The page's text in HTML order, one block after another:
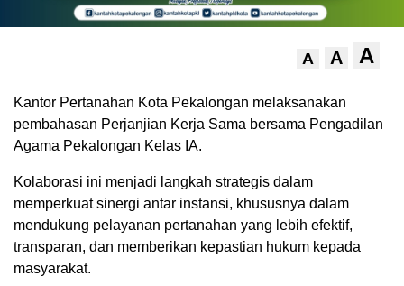
A A A
Kantor Pertanahan Kota Pekalongan melaksanakan
pembahasan Perjanjian Kerja Sama bersama Pengadilan
Agama Pekalongan Kelas IA.
Kolaborasi ini menjadi langkah strategis dalam
memperkuat sinergi antar instansi, khususnya dalam
mendukung pelayanan pertanahan yang lebih efektif,
transparan, dan memberikan kepastian hukum kepada
masyarakat.